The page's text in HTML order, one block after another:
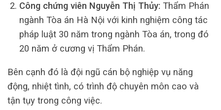
Công chứng viên Nguyễn Thị Thủy: Thẩm Phán
ngành Tòa án Hà Nội với kinh nghiệm công tác
pháp luật 30 năm trong ngành Tòa án, trong đó
20 năm ở cương vị Thẩm Phán.
Bên cạnh đó là đội ngũ cán bộ nghiệp vụ năng
động, nhiệt tình, có trình độ chuyên môn cao và
tận tụy trong công việc.